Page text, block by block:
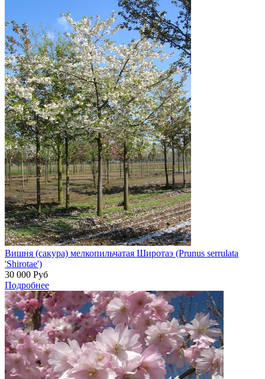
Вишня (сакура) мелкопильчатая Широтаэ (Prunus serrulata
'Shirotae')
30 000 Руб
Подробнее